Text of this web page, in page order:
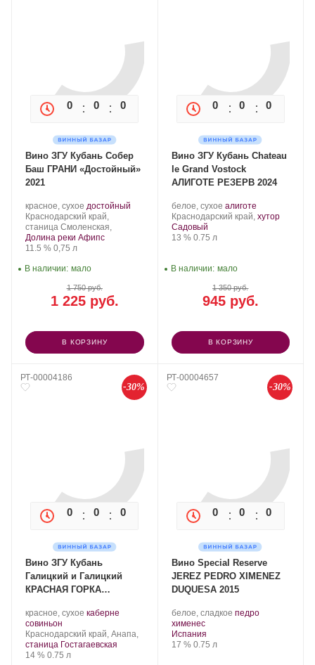
0 0 0
Вино ЗГУ Кубань Собер
Баш ГРАНИ «Достойный»
2021
Производитель:
Собер
Баш.
красное, сухое .
Сорт
винограда:
достойный
Регион:
Краснодарский край,
станица Смоленская,
Долина реки Афипс
Крепость
11.5 %. Объем
0,75 л
1 225 руб.
1 750 руб.
В наличии: мало
В КОРЗИНУ
0 0 0
Вино ЗГУ Кубань Chateau
le Grand Vostock
АЛИГОТЕ РЕЗЕРВ 2024
Производитель:
Chateau
le
Grand
белое, сухое .
Сорт
алиготе.
Регион:
Краснодарский край, хутор
Садовый
Крепость
13 %. Объем
0.75 л
945 руб.
1 350 руб.
В наличии: мало
В КОРЗИНУ
РТ-00004186
-30%
0 0 0
Вино ЗГУ Кубань
Галицкий и Галицкий
КРАСНАЯ ГОРКА
Производитель:
Галицкий
и
Галицкий.
красное, сухое .
винограда:
каберне
совиньон
Регион:
Краснодарский край, Анапа,
станица Гостагаевская
Крепость
14 %. Объем
0.75 л
РТ-00004657
-30%
0 0 0
Вино Special Reserve
JEREZ PEDRO XIMENEZ
DUQUESA 2015
Производитель:
Sanchez
Romate.
белое, сладкое .педро
хименес.
Регион:
Испания
Крепость
17 %. Объем
0.75 л